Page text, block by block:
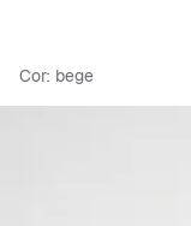
Cor: bege